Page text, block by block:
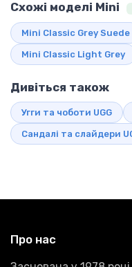
Схожі моделі Mini
Mini Classic Grey Suede
Mini Classic Light Grey
Дивіться також
Угги та чоботи UGG
Сандалі та слайдери
Про нас